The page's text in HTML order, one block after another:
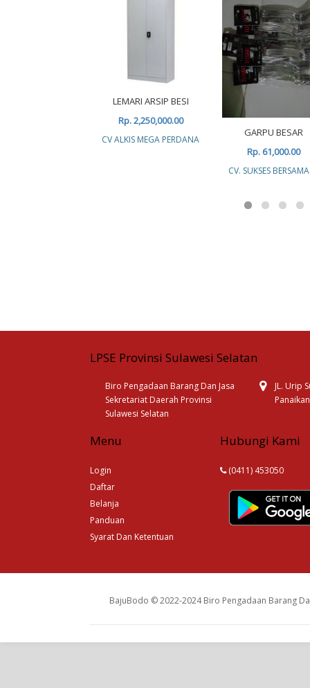
LEMARI ARSIP BESI
Rp. 2,250,000.00
CV ALKIS MEGA PERDANA
GARPU BESAR
Rp. 61,000.00
CV. SUKSES
LPSE Provinsi Sulawesi Selatan
Biro Pengadaan Barang Dan Jasa
Sekretariat Daerah Provinsi
Sulawesi Selatan
JL. Urip
Menu
Login
Daftar
Belanja
Panduan
Syarat Dan Ketentuan
Hubungi Kami
(0411) 453050
BajuBodo © 2022-2024 Biro Pengadaan Barang